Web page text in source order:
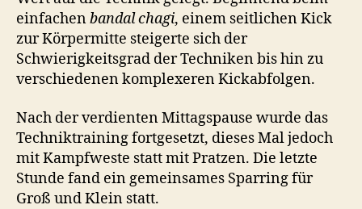
einfachenbandal chagi, einem seitlichen Kick
zur Körpermitte steigerte sich der
Schwierigkeitsgrad der Techniken bis hin zu
verschiedenen komplexeren Kickabfolgen.
Nach der verdienten Mittagspause wurde das
Techniktraining fortgesetzt, dieses Mal jedoch
mit Kampfweste statt mit Pratzen. Die letzte
Stunde fand ein gemeinsames Sparring für
Groß und Klein statt.